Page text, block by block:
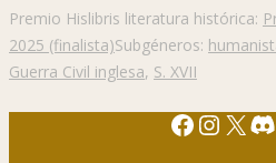
Premio Hislibris literatura histórica:
2025 (finalista)Subgéneros:
Guerra Civil inglesa, S. XVII
X